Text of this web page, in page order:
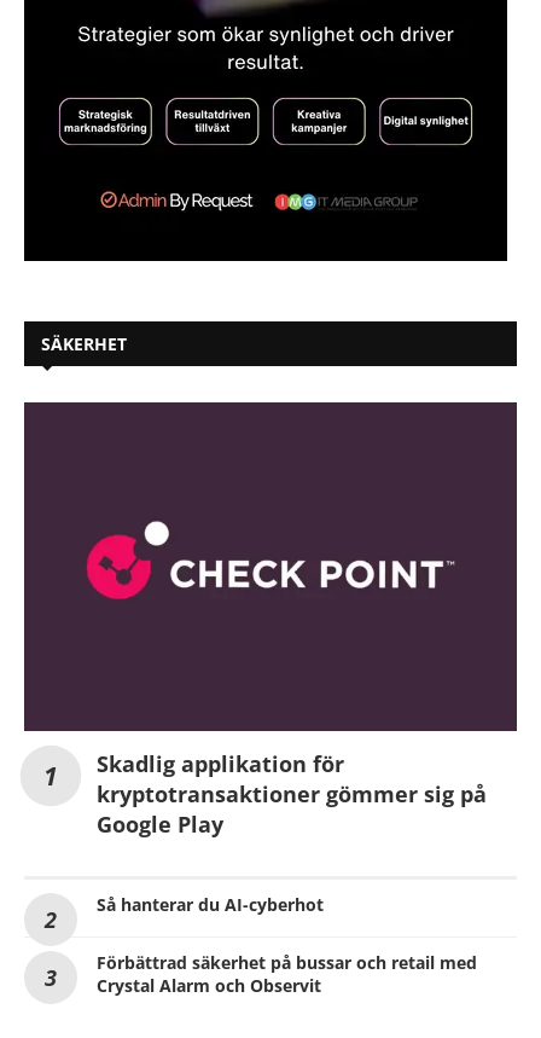
SÄKERHET
Skadlig applikation för
kryptotransaktioner gömmer sig på
Google Play
Så hanterar du AI-cyberhot
Förbättrad säkerhet på bussar och retail med
Crystal Alarm och Observit